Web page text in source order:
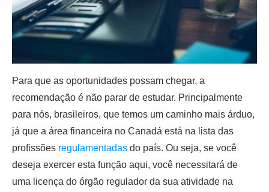
Para que as oportunidades possam chegar, a
recomendação é não parar de estudar. Principalmente
para nós, brasileiros, que temos um caminho mais árduo,
já que a área financeira no Canadá está na lista das
profissões regulamentadas do país. Ou seja, se você
deseja exercer esta função aqui, você necessitará de
uma licença do órgão regulador da sua atividade na